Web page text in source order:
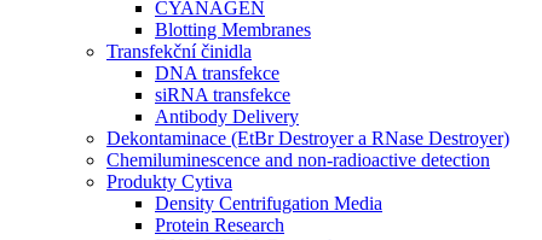
CYANAGEN
Blotting Membranes
Transfekční činidla
DNA transfekce
siRNA transfekce
Antibody Delivery
Dekontaminace (EtBr Destroyer a RNase Destroyer)
Chemiluminescence and non-radioactive detection
Produkty Cytiva
Density Centrifugation Media
Protein Research